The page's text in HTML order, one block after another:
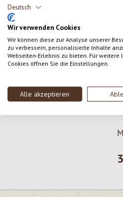
Deutsch
Wir verwenden Cookies
Wir können diese zur Analyse unserer
zu verbessern, personalisierte Inhalte
Webseiten-Erlebnis zu bieten. Für
Cookies öffnen Sie die Einstellungen.
Alle akzeptieren